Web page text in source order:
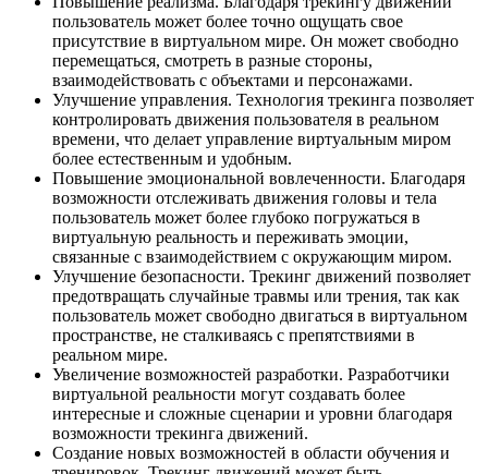
пользователь может более точно ощущать свое
присутствие в виртуальном мире. Он может свободно
перемещаться, смотреть в разные стороны,
взаимодействовать с объектами и персонажами.
Улучшение управления. Технология трекинга позволяет
контролировать движения пользователя в реальном
времени, что делает управление виртуальным миром
более естественным и удобным.
Повышение эмоциональной вовлеченности. Благодаря
возможности отслеживать движения головы и тела
пользователь может более глубоко погружаться в
виртуальную реальность и переживать эмоции,
связанные с взаимодействием с окружающим миром.
Улучшение безопасности. Трекинг движений позволяет
предотвращать случайные травмы или трения, так как
пользователь может свободно двигаться в виртуальном
пространстве, не сталкиваясь с препятствиями в
реальном мире.
Увеличение возможностей разработки. Разработчики
виртуальной реальности могут создавать более
интересные и сложные сценарии и уровни благодаря
возможности трекинга движений.
Создание новых возможностей в области обучения и